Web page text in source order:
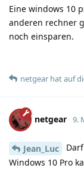
Eine windows 10
anderen rechner
noch einsparen.
netgear hatauf
netgear 9.
Jean_Luc
Windows 10 Pro